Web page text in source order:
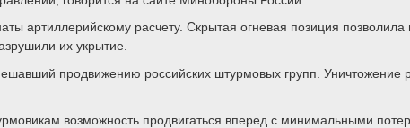
артиллерийскому расчету. Скрытая огневая позиция
их укрытие.
продвижению российских штурмовых групп. Уничтожение
возможность продвигаться вперед с минимальными